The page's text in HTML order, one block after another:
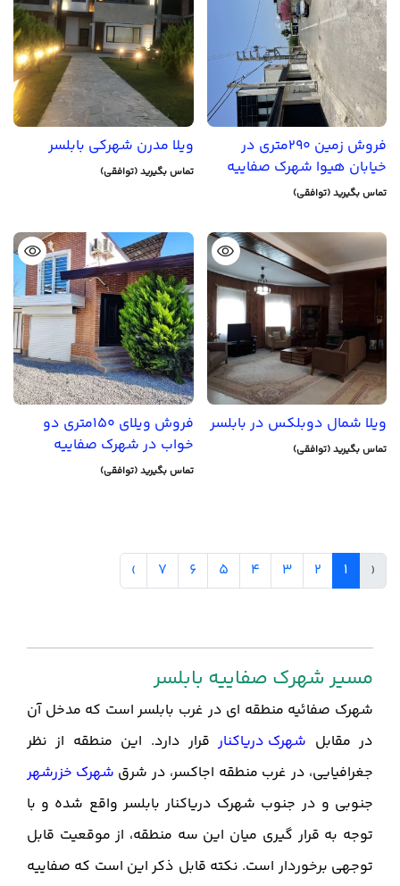
فروش زمین 290متری در
خیابان هیوا شهرک صفاییه
تماس بگیرید (توافقی)
ویلا مدرن شهرکی بابلسر
تماس بگیرید (توافقی)
ویلا شمال دوبلکس در بابلسر
تماس بگیرید (توافقی)
فروش ویلای 150متری دو
خواب در شهرک صفاییه
تماس بگیرید (توافقی)
‹
1
2
3
4
5
6
7
›
مسیر شهرک صفاییه بابلسر
شهرک صفائیه منطقه ای در غرب بابلسر است که مدخل آن
در مقابل شهرک دریاکنارقرار دارد. این منطقه از نظر
جغرافیایی، در غرب منطقه اجاکسر، در شرق شهرک خزرشهر
جنوبی و در جنوب شهرک دریاکنار بابلسر واقع شده و با
توجه به قرار گیری میان این سه منطقه، از موقعیت قابل
توجهی برخوردار است. نکته قابل ذکر این است که صفاییه